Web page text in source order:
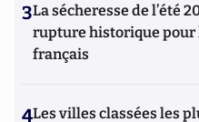
3La sécheresse de l’été
rupture historique pour
français
4Les villes classées les